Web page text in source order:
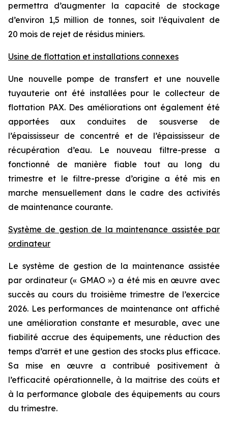
permettra d’augmenter la capacité de stockage
d’environ 1,5 million de tonnes, soit l’équivalent de
20 mois de rejet de résidus miniers.
Usine de flottation et installations connexes
Une nouvelle pompe de transfert et une nouvelle
tuyauterie ont été installées pour le collecteur de
flottation PAX. Des améliorations ont également été
apportées aux conduites de sousverse de
l’épaississeur de concentré et de l’épaississeur de
récupération d’eau. Le nouveau filtre-presse a
fonctionné de manière fiable tout au long du
trimestre et le filtre-presse d’origine a été mis en
marche mensuellement dans le cadre des activités
de maintenance courante.
Système de gestion de la maintenance assistée par
ordinateur
Le système de gestion de la maintenance assistée
par ordinateur (« GMAO ») a été mis en œuvre avec
succès au cours du troisième trimestre de l’exercice
2026. Les performances de maintenance ont affiché
une amélioration constante et mesurable, avec une
fiabilité accrue des équipements, une réduction des
temps d’arrêt et une gestion des stocks plus efficace.
Sa mise en œuvre a contribué positivement à
l’efficacité opérationnelle, à la maîtrise des coûts et
à la performance globale des équipements au cours
du trimestre.